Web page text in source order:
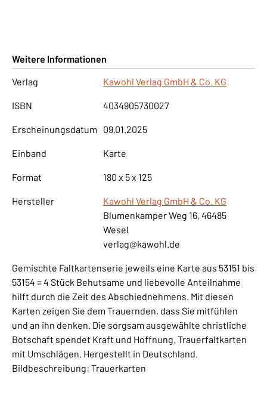
Weitere Informationen
Verlag
Kawohl Verlag GmbH & Co. KG
ISBN 4034905730027
Erscheinungsdatum 09.01.2025
Einband Karte
Format 180 x 5 x 125
Hersteller
Kawohl Verlag GmbH & Co. KG
Blumenkamper Weg 16, 46485
Wesel
verlag@kawohl.de
Gemischte Faltkartenserie jeweils eine Karte aus 53151 bis
53154 = 4 Stück Behutsame und liebevolle Anteilnahme
hilft durch die Zeit des Abschiednehmens. Mit diesen
Karten zeigen Sie dem Trauernden, dass Sie mitfühlen
und an ihn denken. Die sorgsam ausgewählte christliche
Botschaft spendet Kraft und Hoffnung. Trauerfaltkarten
mit Umschlägen. Hergestellt in Deutschland.
Bildbeschreibung: Trauerkarten